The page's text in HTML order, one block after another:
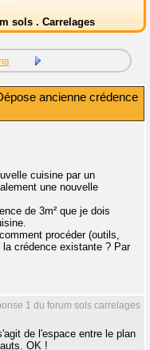
sols . Carrelages
ancienne crédence
cuisine par un
une nouvelle
de 3m² que je dois
procéder (outils,
crédence existante ? Par
1 du forum sols carrelages
de l'espace entre le plan
OK !